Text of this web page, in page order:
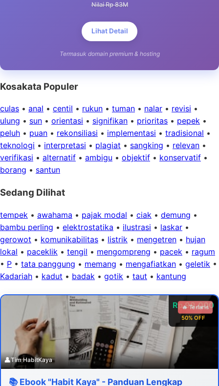
Nilai Rp 83M
Lihat Detail
Termasuk domain premium & hosting
Kosakata Populer
culas • anal • centil • rukun • tuman • nalar • revisi •
ulung • sun • orientasi • signifikan • prioritas • pepek •
peluh • puan • rekonsiliasi • implementasi • tradisional •
teknologi • interpretasi • plagiat • sangking • relevan •
verifikasi • alternatif • ambigu • objektif • konservatif •
borang • santun
Sedang Dilihat
tempek • awahama • pajak modal • ciak • demung •
bambu perling • elektrostatika • ilustrasi • laskar •
gerowot • komunikabilitas • listrik • mengetren • hujan
lokal • paceklik • tengil • mengompreng • pacek • ragum
• P • tata panggung • memang • mengafiatkan • geletik •
Kadariah • kadut • badak • gotik • taut • kantung
Rp 99.000
50% OFF
🔥 Terlaris
👤Tim HabitKaya
📚 Ebook "Habit Kaya" - Panduan Lengkap